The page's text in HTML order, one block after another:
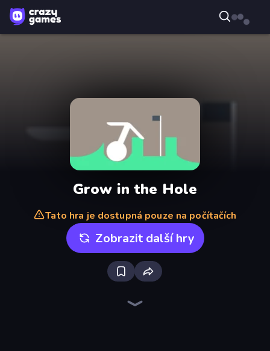
Grow in the Hole
Tato hra je dostupná pouze na počítačích
Zobrazit další hry